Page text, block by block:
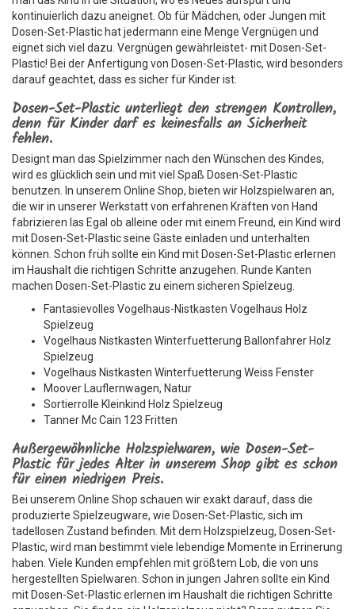
kontinuierlich dazu aneignet. Ob für Mädchen, oder Jungen mit
Dosen-Set-Plastic hat jedermann eine Menge Vergnügen und
eignet sich viel dazu. Vergnügen gewährleistet- mit Dosen-Set-
Plastic! Bei der Anfertigung von Dosen-Set-Plastic, wird besonders
darauf geachtet, dass es sicher für Kinder ist.
Dosen-Set-Plastic unterliegt den strengen Kontrollen,
denn für Kinder darf es keinesfalls an Sicherheit
fehlen.
Designt man das Spielzimmer nach den Wünschen des Kindes,
wird es glücklich sein und mit viel Spaß Dosen-Set-Plastic
benutzen. In unserem Online Shop, bieten wir Holzspielwaren an,
die wir in unserer Werkstatt von erfahrenen Kräften von Hand
fabrizieren las Egal ob alleine oder mit einem Freund, ein Kind wird
mit Dosen-Set-Plastic seine Gäste einladen und unterhalten
können. Schon früh sollte ein Kind mit Dosen-Set-Plastic erlernen
im Haushalt die richtigen Schritte anzugehen. Runde Kanten
machen Dosen-Set-Plastic zu einem sicheren Spielzeug.
Fantasievolles Vogelhaus-Nistkasten Vogelhaus Holz
Spielzeug
Vogelhaus Nistkasten Winterfuetterung Ballonfahrer Holz
Spielzeug
Vogelhaus Nistkasten Winterfuetterung Weiss Fenster
Moover Lauflernwagen, Natur
Sortierrolle Kleinkind Holz Spielzeug
Tanner Mc Cain 123 Fritten
Außergewöhnliche Holzspielwaren, wie Dosen-Set-
Plastic für jedes Alter in unserem Shop gibt es schon
für einen niedrigen Preis.
Bei unserem Online Shop schauen wir exakt darauf, dass die
produzierte Spielzeugware, wie Dosen-Set-Plastic, sich im
tadellosen Zustand befinden. Mit dem Holzspielzeug, Dosen-Set-
Plastic, wird man bestimmt viele lebendige Momente in Errinerung
haben. Viele Kunden empfehlen mit größtem Lob, die von uns
hergestellten Spielwaren. Schon in jungen Jahren sollte ein Kind
mit Dosen-Set-Plastic erlernen im Haushalt die richtigen Schritte